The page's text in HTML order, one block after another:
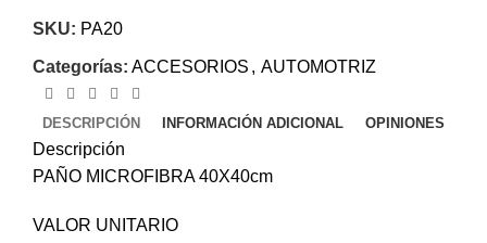
SKU: PA20
Categorías: ACCESORIOS , AUTOMOTRIZ
DESCRIPCIÓN INFORMACIÓN ADICIONAL OPINIONES
Descripción
PAÑO MICROFIBRA 40X40cm
VALOR UNITARIO